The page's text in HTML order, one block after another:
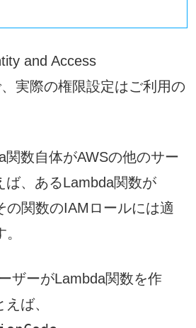
and Access
実際の権限設定はご利用の
数自体がAWSの他のサー
ば、あるLambda関数が
の関数のIAMロールには適
ザーがLambda関数を作
ば、